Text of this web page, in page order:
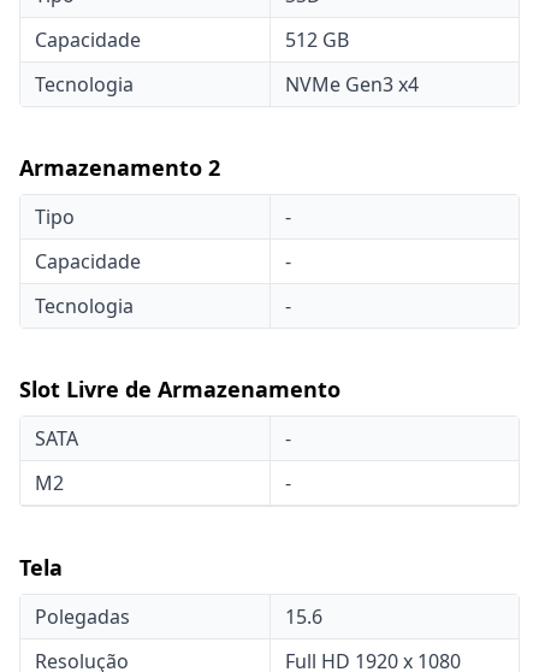
Capacidade
512 GB
Tecnologia
NVMe Gen3 x4
Armazenamento 2
Tipo
-
Capacidade
-
Tecnologia
-
Slot Livre de Armazenamento
SATA
-
M2
-
Tela
Polegadas
15.6
Resolução
Full HD 1920 x 1080